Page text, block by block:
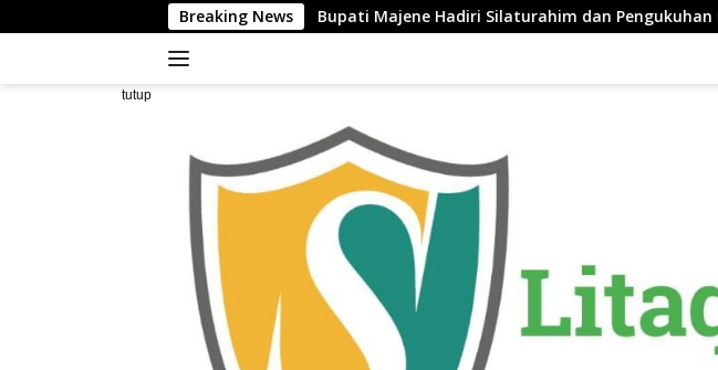
ke
Breaking News
Bupati Majene Hadiri Silaturahim dan Pengukuhan Pemangku Adat Kerajaan
tutup